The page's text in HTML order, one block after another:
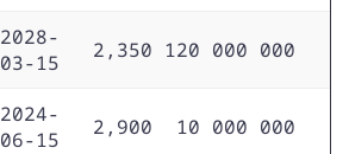
2028-
03-15
2,350 120 000 000
2024-
06-15
2,900 10 000 000